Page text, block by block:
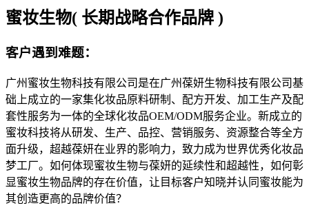
蜜妆生物( 长期战略合作品牌 )
客户遇到难题：
广州蜜妆生物科技有限公司是在广州葆妍生物科技有限公司基
础上成立的一家集化妆品原料研制、配方开发、加工生产及配
套性服务为一体的全球化妆品OEM/ODM服务企业。新成立的
蜜妆科技将从研发、生产、品控、营销服务、资源整合等全方
面升级，超越葆妍在业界的影响力，致力成为世界优秀化妆品
梦工厂。如何体现蜜妆生物与葆妍的延续性和超越性，如何彰
显蜜妆生物品牌的存在价值，让目标客户知晓并认同蜜妆能为
其创造更高的品牌价值？